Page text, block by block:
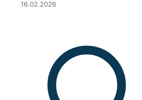
16.02.2026